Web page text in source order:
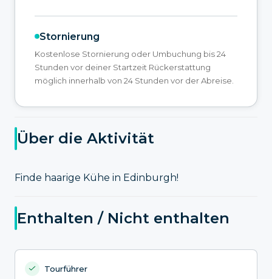
Stornierung
Kostenlose Stornierung oder Umbuchung bis 24
Stunden vor deiner Startzeit Rückerstattung
möglich innerhalb von 24 Stunden vor der Abreise.
Über die Aktivität
Finde haarige Kühe in Edinburgh!
Enthalten / Nicht enthalten
Tourführer